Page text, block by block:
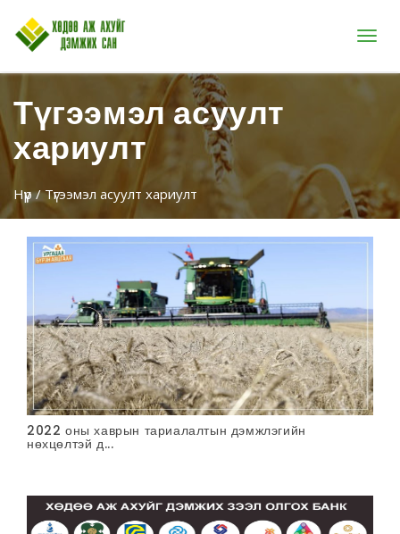
Цэс
Түгээмэл асуулт
хариулт
Нүүр/ Түгээмэл асуулт хариулт
2022 оны хаврын тариалалтын дэмжлэгийн
нөхцөлтэй д...